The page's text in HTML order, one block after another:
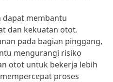
dapat membantu
dan kekuatan otot.
pada bagian pinggang,
mengurangi risiko
otot untuk bekerja lebih
proses